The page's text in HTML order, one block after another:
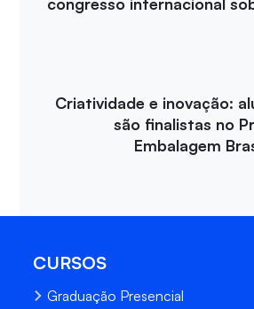
Criatividade e inovação:
são finalistas no
Embalagem
CURSOS
Graduação Presencial